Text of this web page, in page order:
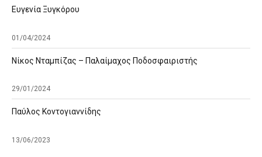
Ευγενία Ξυγκόρου
01/04/2024
Νίκος Νταμπίζας – Παλαίμαχος Ποδοσφαιριστής
29/01/2024
Παύλος Κοντογιαννίδης
13/06/2023